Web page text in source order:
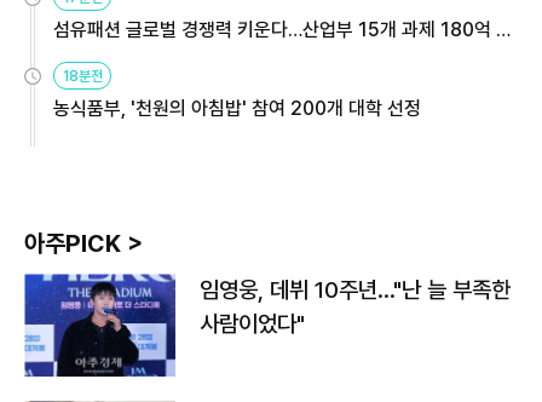
섬유패션 글로벌 경쟁력 키운다…산업부 15개 과제 180억 지
원
18분전
농식품부, '천원의 아침밥' 참여 200개 대학 선정
아주PICK >
임영웅, 데뷔 10주년…"난 늘 부족한
사람이었다"